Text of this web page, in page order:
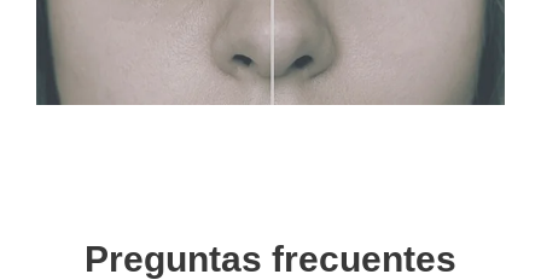
Preguntas frecuentes